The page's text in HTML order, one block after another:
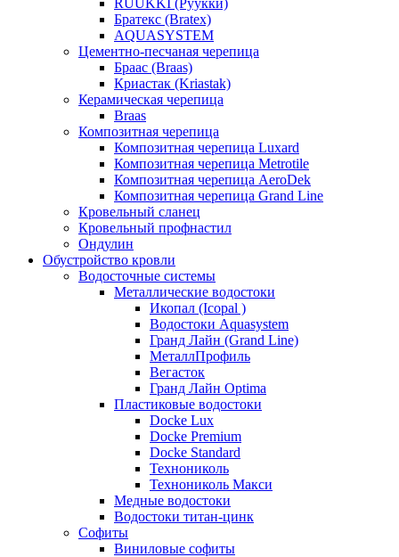
RUUKKI (Руукки)
Братекс (Bratex)
AQUASYSTEM
Цементно-песчаная черепица
Браас (Braas)
Криастак (Kriastak)
Керамическая черепица
Braas
Композитная черепица
Композитная черепица Luxard
Композитная черепица Metrotile
Композитная черепица AeroDek
Композитная черепица Grand Line
Кровельный сланец
Кровельный профнастил
Ондулин
Обустройство кровли
Водосточные системы
Металлические водостоки
Икопал (Icopal )
Водостоки Aquasystem
Гранд Лайн (Grand Line)
МеталлПрофиль
Вегасток
Гранд Лайн Optima
Пластиковые водостоки
Docke Lux
Docke Premium
Docke Standard
Технониколь
Технониколь Макси
Медные водостоки
Водостоки титан-цинк
Софиты
Виниловые софиты